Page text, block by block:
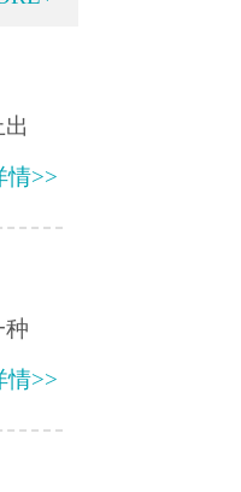
情>>
种
情>>